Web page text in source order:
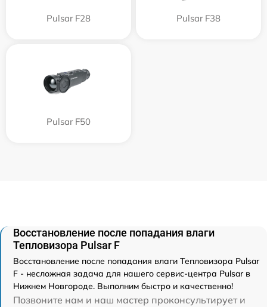
Pulsar F28 Pulsar F38
Pulsar F50
Восстановление после попадания влаги
Тепловизора Pulsar F
Восстановление после попадания влаги Тепловизора Pulsar
F - несложная задача для нашего сервис-центра Pulsar в
Нижнем Новгороде. Выполним быстро и качественно!
Позвоните нам и наш мастер проконсультирует и